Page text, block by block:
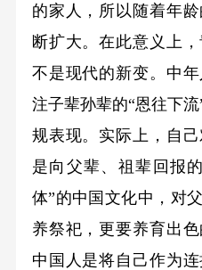
的家人，所以随着年
断扩大。在此意义上
不是现代的新变。中
注子辈孙辈的“恩往下
规表现。实际上，自
是向父辈、祖辈回报
体”的中国文化中，对
养祭祀，更要养育出
中国人是将自己作为